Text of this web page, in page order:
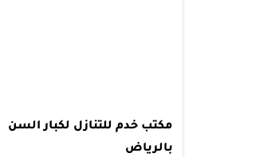
مكتب خدم للتنازل لكبار السن
بالرياض